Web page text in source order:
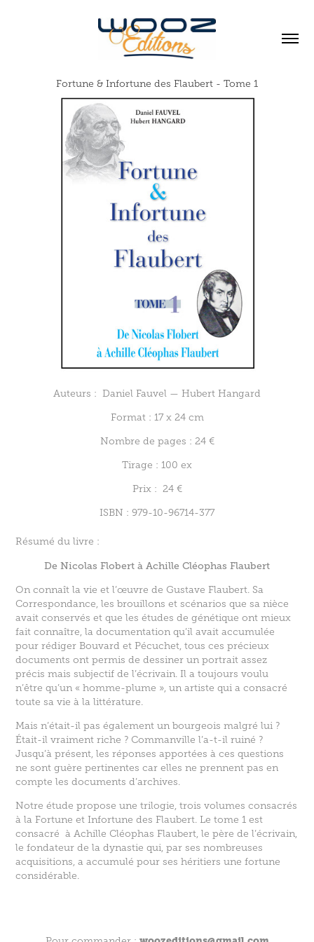
Fortune & Infortune des Flaubert - Tome 1
Auteurs : Daniel Fauvel — Hubert Hangard
Format : 17 x 24 cm
Nombre de pages : 24 €
Tirage : 100 ex
Prix : 24 €
ISBN : 979-10-96714-377
Résumé du livre :
De Nicolas Flobert à Achille Cléophas Flaubert
On connaît la vie et l’œuvre de Gustave Flaubert. Sa
Correspondance, les brouillons et scénarios que sa nièce
avait conservés et que les études de génétique ont mieux
fait connaître, la documentation qu’il avait accumulée
pour rédiger Bouvard et Pécuchet, tous ces précieux
documents ont permis de dessiner un portrait assez
précis mais subjectif de l’écrivain. Il a toujours voulu
n’être qu’un « homme-plume », un artiste qui a consacré
toute sa vie à la littérature.
Mais n’était-il pas également un bourgeois malgré lui ?
Était-il vraiment riche ? Commanville l’a-t-il ruiné ?
Jusqu’à présent, les réponses apportées à ces questions
ne sont guère pertinentes car elles ne prennent pas en
compte les documents d’archives.
Notre étude propose une trilogie, trois volumes consacrés
à la Fortune et Infortune des Flaubert. Le tome 1 est
consacré à Achille Cléophas Flaubert, le père de l’écrivain,
le fondateur de la dynastie qui, par ses nombreuses
acquisitions, a accumulé pour ses héritiers une fortune
considérable.